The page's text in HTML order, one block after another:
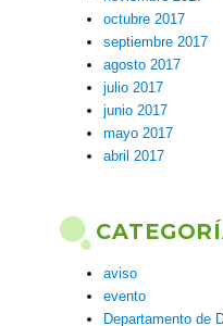
octubre 2017
septiembre 2017
agosto 2017
julio 2017
junio 2017
mayo 2017
abril 2017
aviso
evento
Departamento de